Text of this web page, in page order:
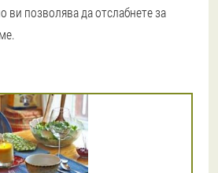
ви позволява да отслабнете за